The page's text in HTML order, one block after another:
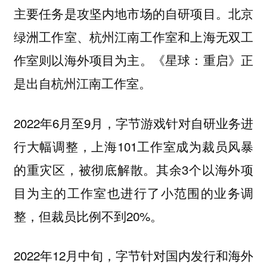
主要任务是攻坚内地市场的自研项目。北京
绿洲工作室、杭州江南工作室和上海无双工
作室则以海外项目为主。《星球：重启》正
是出自杭州江南工作室。
2022年6月至9月，字节游戏针对自研业务进
行大幅调整，上海101工作室成为裁员风暴
的重灾区，被彻底解散。其余3个以海外项
目为主的工作室也进行了小范围的业务调
整，但裁员比例不到20%。
2022年12月中旬，字节针对国内发行和海外